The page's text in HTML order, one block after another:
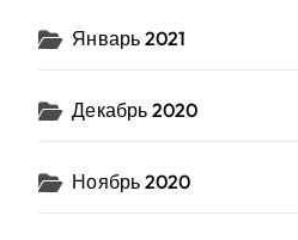
Январь 2021
Декабрь 2020
Ноябрь 2020